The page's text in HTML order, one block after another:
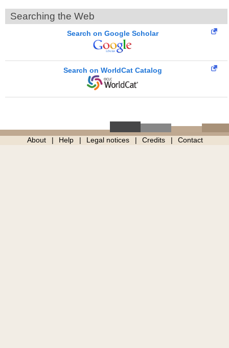
Searching the Web
Search on Google Scholar
Search on WorldCat Catalog
About Help Legal notices Credits Contact